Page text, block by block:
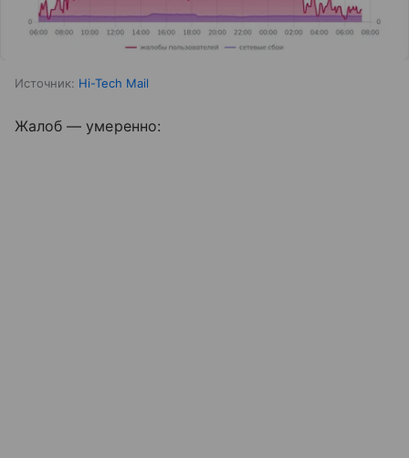
Источник: Hi-Tech Mail
Жалоб — умеренно: